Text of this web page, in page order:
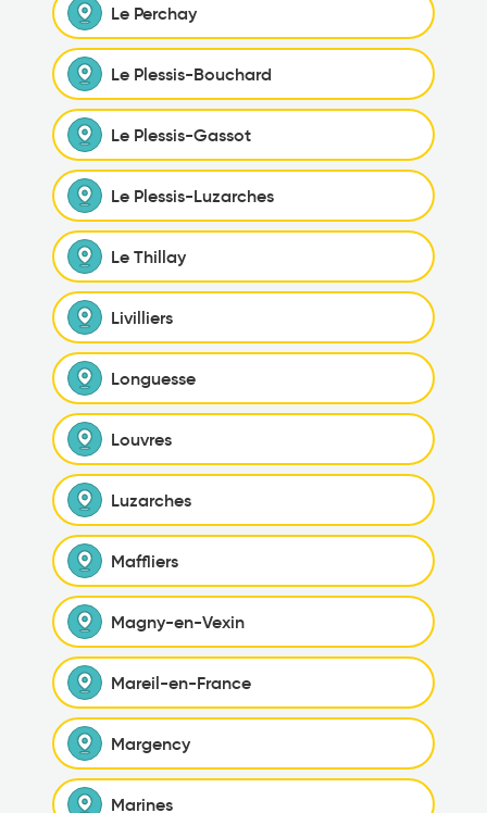
Le Perchay
Le Plessis-Bouchard
Le Plessis-Gassot
Le Plessis-Luzarches
Le Thillay
Livilliers
Longuesse
Louvres
Luzarches
Maffliers
Magny-en-Vexin
Mareil-en-France
Margency
Marines